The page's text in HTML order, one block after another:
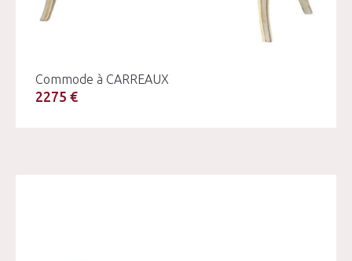
Commode à CARREAUX
2275 €